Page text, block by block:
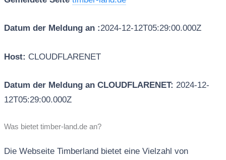
Datum der Meldung an :2024-12-12T05:29:00.000Z
Host: CLOUDFLARENET
Datum der Meldung an CLOUDFLARENET: 2024-12-
12T05:29:00.000Z
Was bietet timber-land.de an?
Die Webseite Timberland bietet eine Vielzahl von